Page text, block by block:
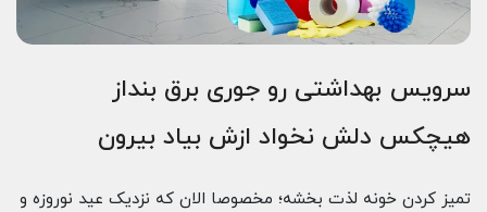
سرویس بهداشتی رو جوری برق بنداز
هیچکس دلش نخواد ازش بیاد بیرون
تمیز کردن خونه لذت بخشه؛ مخصوصا الان که نزدیک عید نوروزه و